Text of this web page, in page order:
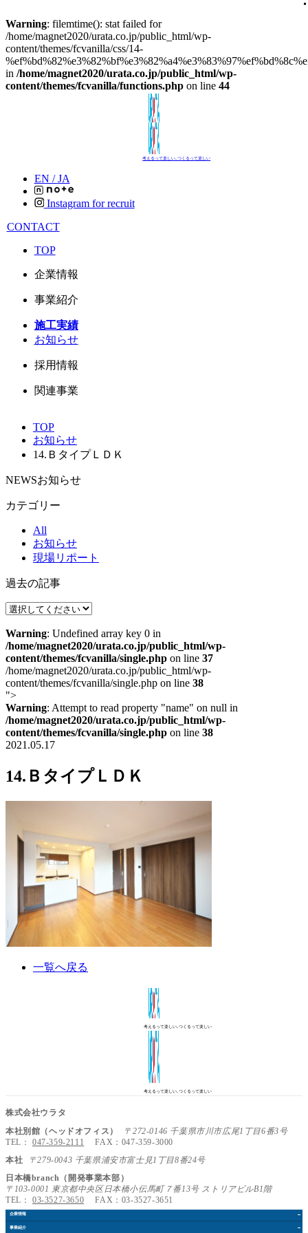
Warning: filemtime(): stat failed for
/home/magnet2020/urata.co.jp/public_html/wp-
content/themes/fcvanilla/css/14-
in /home/magnet2020/urata.co.jp/public_html/wp-
content/themes/fcvanilla/functions.php on line 44
考えるって楽しい､つくるって楽しい
EN /JA
Instagram for recruit
CONTACT
TOP
企業情報
事業紹介
施工実績
お知らせ
採用情報
関連事業
TOP
お知らせ
14.ＢタイプＬＤＫ
NEWSお知らせ
カテゴリー
All
お知らせ
現場リポート
過去の記事
Warning: Undefined array key 0 in
/home/magnet2020/urata.co.jp/public_html/wp-
content/themes/fcvanilla/single.php on line 37
/home/magnet2020/urata.co.jp/public_html/wp-
content/themes/fcvanilla/single.php on line 38
">
Warning: Attempt to read property "name" on null in
/home/magnet2020/urata.co.jp/public_html/wp-
content/themes/fcvanilla/single.php on line 38
2021.05.17
14.ＢタイプＬＤＫ
一覧へ戻る
考えるって楽しい､つくるって楽しい
考えるって楽しい､つくるって楽しい
株式会社ウラタ
本社別館（ヘッドオフィス）
〒272-0146 千葉県市川市広尾1丁目6番3号
TEL： 047-359-2111 FAX：047-359-3000
本社
〒279-0043 千葉県浦安市富士見1丁目8番24号
日本橋branch（開発事業本部）
〒103-0001 東京都中央区日本橋小伝馬町７番13号 ストリアビルB1階
TEL： 03-3527-3650 FAX：03-3527-3651
企業情報
事業紹介